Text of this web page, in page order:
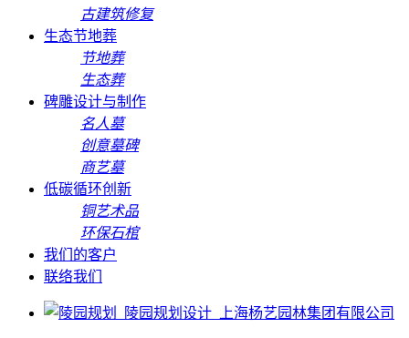
古建筑修复
生态节地葬
节地葬
生态葬
碑雕设计与制作
名人墓
创意墓碑
商艺墓
低碳循环创新
铜艺术品
环保石棺
我们的客户
联络我们